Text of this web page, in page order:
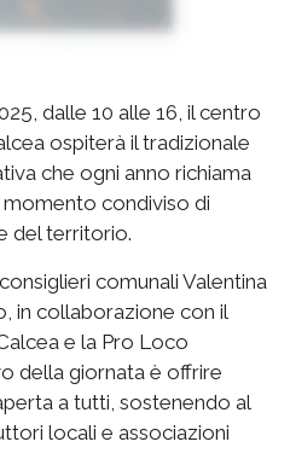
dalle 10 alle 16, il centro
ospiterà il tradizionale
che ogni anno richiama
condiviso di
del territorio.
comunali Valentina
in collaborazione con il
e la Pro Loco
della giornata è offrire
a tutti, sostenendo al
locali e associazioni